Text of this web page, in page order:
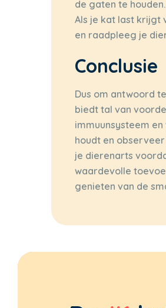
de gaten te
Als je kat last krijgt
en raadpleeg je
Conclusie
Dus om antwoord
biedt tal van
immuunsysteem
houdt en
je dierenarts
waardevolle
genieten van de